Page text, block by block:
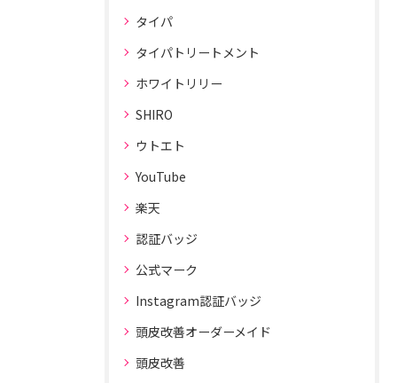
タイパ
タイパトリートメント
ホワイトリリー
SHIRO
ウトエト
YouTube
楽天
認証バッジ
公式マーク
Instagram認証バッジ
頭皮改善オーダーメイド
頭皮改善